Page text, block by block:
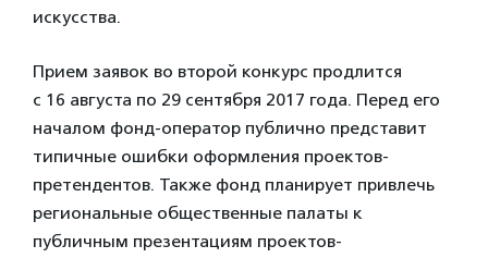
искусства.
Прием заявок во второй конкурс продлится
с 16 августа по 29 сентября 2017 года. Перед его
началом фонд-оператор публично представит
типичные ошибки оформления проектов-
претендентов. Также фонд планирует привлечь
региональные общественные палаты к
публичным презентациям проектов-